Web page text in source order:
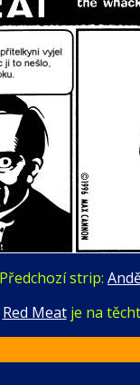
strip:
Red Meatje na